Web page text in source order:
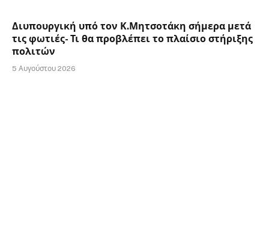
Διυπουργική υπό τον Κ.Μητσοτάκη σήμερα μετά
τις φωτιές- Τι θα προβλέπει το πλαίσιο στήριξης
πολιτών
5 Αυγούστου 2026